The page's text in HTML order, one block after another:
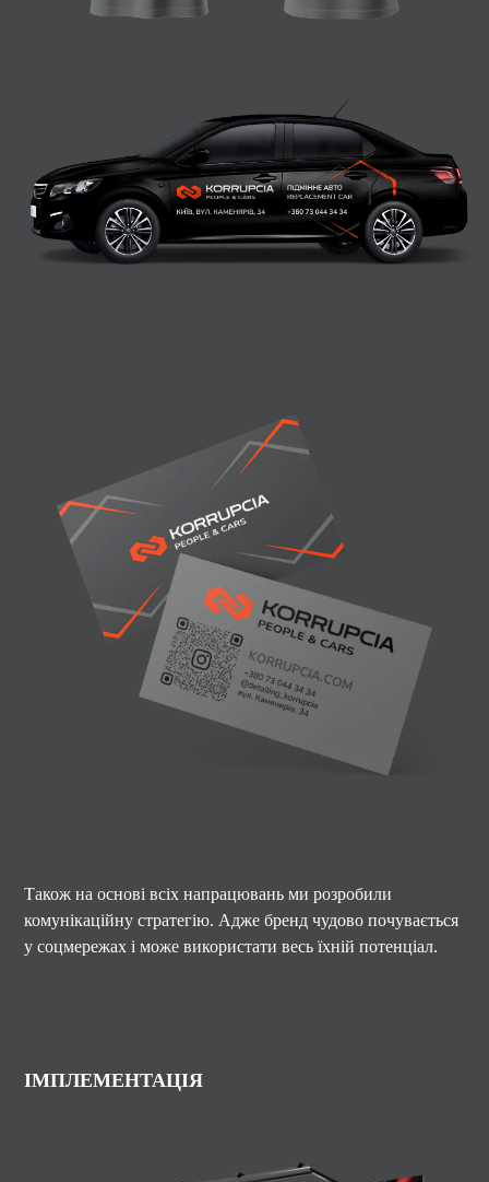
Також на основі всіх напрацювань ми розробили
комунікаційну стратегію. Адже бренд чудово почувається
у соцмережах і може використати весь їхній потенціал.
ІМПЛЕМЕНТАЦІЯ